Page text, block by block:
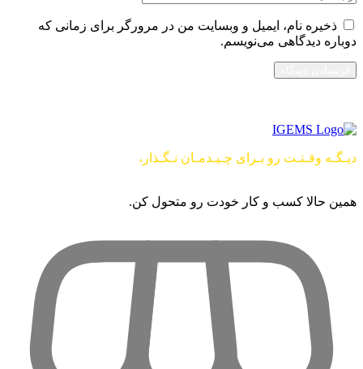
ذخیره نام، ایمیل و وبسایت من در مرورگر برای زمانی که
دوباره دیدگاهی می‌نویسم.
دیـگـه وقـتـت رو بـرای چـیـدمـان نـگـذار،
همین حالا کسب و کار خودت رو متحول کن.